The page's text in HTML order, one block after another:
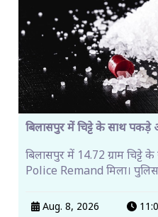
बिलासपुर में चिट्टे के साथ पकड़े
बिलासपुर में 14.72 ग्राम
Police Remand मिला।
Aug. 8, 2026